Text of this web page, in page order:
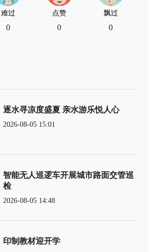
难过
0
点赞
0
飘过
0
逐水寻凉度盛夏 亲水游乐悦人心
2026-08-05 15:01
智能无人巡逻车开展城市路面交管巡
检
2026-08-05 14:48
印制教材迎开学